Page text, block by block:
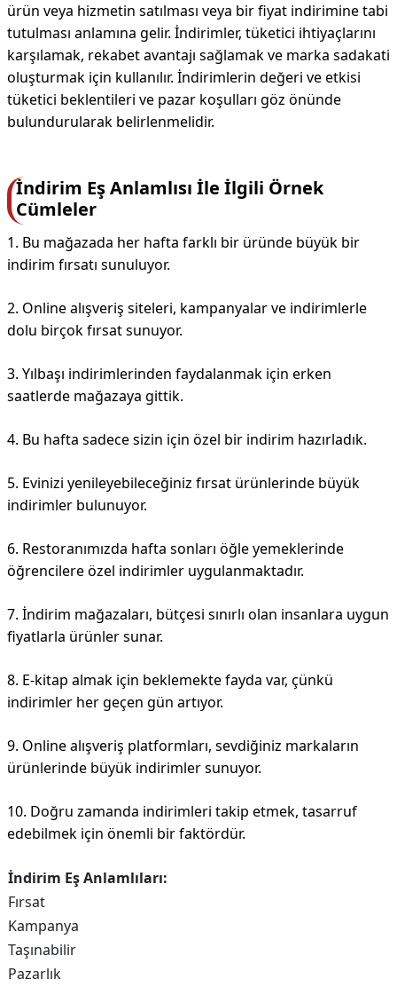
ürün veya hizmetin satılması veya bir fiyat indirimine tabi
tutulması anlamına gelir. İndirimler, tüketici ihtiyaçlarını
karşılamak, rekabet avantajı sağlamak ve marka sadakati
oluşturmak için kullanılır. İndirimlerin değeri ve etkisi
tüketici beklentileri ve pazar koşulları göz önünde
bulundurularak belirlenmelidir.
İndirim Eş Anlamlısı İle İlgili Örnek
Cümleler
1. Bu mağazada her hafta farklı bir üründe büyük bir
indirim fırsatı sunuluyor.
2. Online alışveriş siteleri, kampanyalar ve indirimlerle
dolu birçok fırsat sunuyor.
3. Yılbaşı indirimlerinden faydalanmak için erken
saatlerde mağazaya gittik.
4. Bu hafta sadece sizin için özel bir indirim hazırladık.
5. Evinizi yenileyebileceğiniz fırsat ürünlerinde büyük
indirimler bulunuyor.
6. Restoranımızda hafta sonları öğle yemeklerinde
öğrencilere özel indirimler uygulanmaktadır.
7. İndirim mağazaları, bütçesi sınırlı olan insanlara uygun
fiyatlarla ürünler sunar.
8. E-kitap almak için beklemekte fayda var, çünkü
indirimler her geçen gün artıyor.
9. Online alışveriş platformları, sevdiğiniz markaların
ürünlerinde büyük indirimler sunuyor.
10. Doğru zamanda indirimleri takip etmek, tasarruf
edebilmek için önemli bir faktördür.
İndirim Eş Anlamlıları:
Fırsat
Kampanya
Taşınabilir
Pazarlık